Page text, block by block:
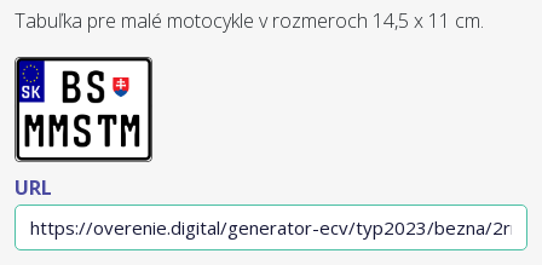
Tabuľka pre malé motocykle v rozmeroch 14,5 x 11 cm.
URL